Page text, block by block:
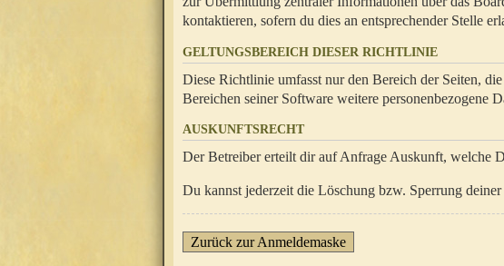
kontaktieren, sofern du dies an entsprechender Stelle
GELTUNGSBEREICH DIESER RICHTLINIE
Diese Richtlinie umfasst nur den Bereich der Seiten,
Bereichen seiner Software weitere personenbezogene
AUSKUNFTSRECHT
Der Betreiber erteilt dir auf Anfrage Auskunft, welche
Du kannst jederzeit die Löschung bzw. Sperrung
Zurück zur Anmeldemaske